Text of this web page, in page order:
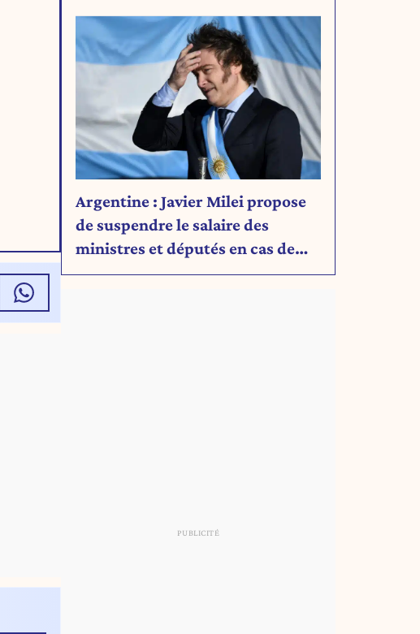
Argentine : Javier Milei propose
de suspendre le salaire des
ministres et députés en cas de
déficit budgétaire